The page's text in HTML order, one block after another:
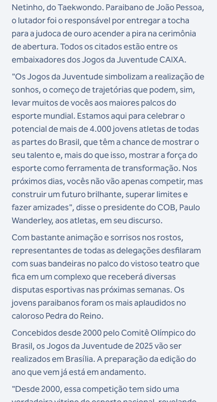
Netinho, do Taekwondo. Paraibano de João Pessoa,
o lutador foi o responsável por entregar a tocha
para a judoca de ouro acender a pira na cerimônia
de abertura. Todos os citados estão entre os
embaixadores dos Jogos da Juventude CAIXA.
"Os Jogos da Juventude simbolizam a realização de
sonhos, o começo de trajetórias que podem, sim,
levar muitos de vocês aos maiores palcos do
esporte mundial. Estamos aqui para celebrar o
potencial de mais de 4.000 jovens atletas de todas
as partes do Brasil, que têm a chance de mostrar o
seu talento e, mais do que isso, mostrar a força do
esporte como ferramenta de transformação. Nos
próximos dias, vocês não vão apenas competir, mas
construir um futuro brilhante, superar limites e
fazer amizades", disse o presidente do COB, Paulo
Wanderley, aos atletas, em seu discurso.
Com bastante animação e sorrisos nos rostos,
representantes de todas as delegações desfilaram
com suas bandeiras no palco do vistoso teatro que
fica em um complexo que receberá diversas
disputas esportivas nas próximas semanas. Os
jovens paraibanos foram os mais aplaudidos no
caloroso Pedra do Reino.
Concebidos desde 2000 pelo Comitê Olímpico do
Brasil, os Jogos da Juventude de 2025 vão ser
realizados em Brasília. A preparação da edição do
ano que vem já está em andamento.
"Desde 2000, essa competição tem sido uma